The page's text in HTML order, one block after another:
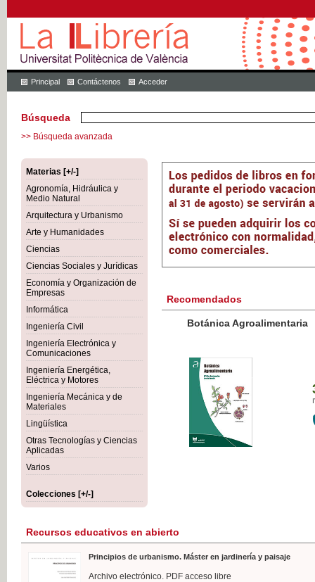
Principal Contáctenos Acceder
Búsqueda
>> Búsqueda avanzada
Materias [+/-]
Agronomía, Hidráulica y
Medio Natural
Arquitectura y Urbanismo
Arte y Humanidades
Ciencias
Ciencias Sociales y Jurídicas
Economía y Organización de
Empresas
Informática
Ingeniería Civil
Ingeniería Electrónica y
Comunicaciones
Ingeniería Energética,
Eléctrica y Motores
Ingeniería Mecánica y de
Materiales
Lingüística
Otras Tecnologías y Ciencias
Aplicadas
Varios
Colecciones [+/-]
Recomendados
Botánica Agroalimentaria
IVA
Recursos educativos en abierto
Principios de urbanismo. Máster en jardinería y paisaje
Archivo electrónico. PDF acceso libre